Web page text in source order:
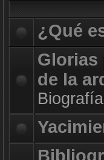
¿Qué
Glorias
de la